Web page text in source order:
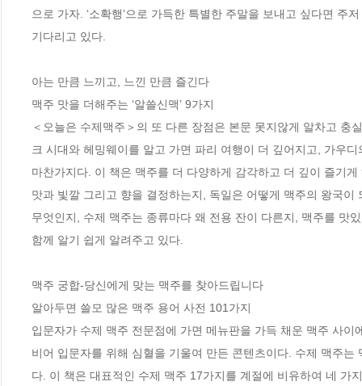
으로 가자. ‘소확행’으로 가득한 특별한 주말을 보내고 싶다면
기다리고 있다.
아는 만큼 느끼고, 느낀 만큼 즐긴다
맥주 맛을 더해주는 ‘알쓸신맥’ 9가지
＜오늘은 수제맥주＞의 또 다른 장점은 본문 못지않게 알차고
크 시대와 헤밍웨이를 알고 가면 파리 여행이 더 깊어지고, 가우
마찬가지다. 이 책은 맥주를 더 다양하게 감각하고 더 깊이 즐기
맛과 빛깔 그리고 향을 결정하는지, 독일은 어떻게 맥주의 왕국
무엇인지, 수제 맥주는 종류마다 왜 전용 잔이 다른지, 맥주를 맛
함께 알기 쉽게 알려주고 있다.
맥주 궁합-당신에게 맞는 맥주를 찾아드립니다
알아두면 쓸모 많은 맥주 용어 사전 101가지
입문자가 수제 맥주 전문점에 가면 메뉴판을 가득 채운 맥주 사이
비어 입문자를 위해 심혈을 기울여 만든 콘텐츠이다. 수제 맥주
다. 이 책은 대표적인 수제 맥주 17가지를 계절에 비유하여 네 가